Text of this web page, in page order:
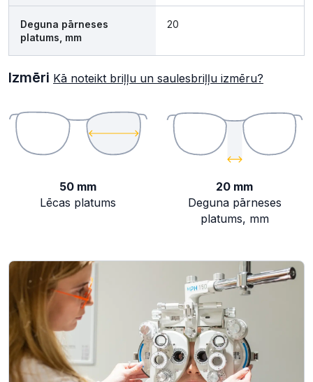
Deguna pārneses
platums, mm
20
Izmēri Kā noteikt briļļu un saulesbriļļu izmēru?
50 mm
Lēcas platums
20 mm
Deguna pārneses
platums, mm